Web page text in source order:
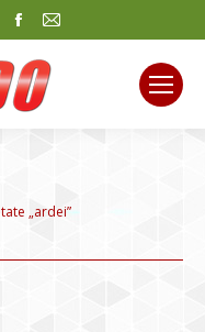
Facebook
opens
in
new
Mail
new
„ardei”